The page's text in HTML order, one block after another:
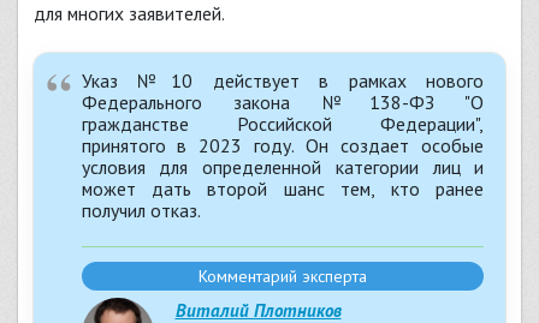
для многих заявителей.
Указ №10 действует в рамках нового
Федерального закона №138-ФЗ "О
гражданстве Российской Федерации",
принятого в 2023 году. Он создает особые
условия для определенной категории лиц и
может дать второй шанс тем, кто ранее
получил отказ.
Виталий Плотников
Комментарий эксперта